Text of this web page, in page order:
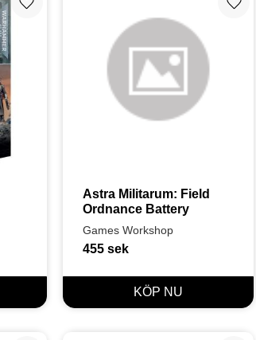
Lägg till i favoriter
Astra Militarum: Field
Ordnance Battery
Games Workshop
455sek